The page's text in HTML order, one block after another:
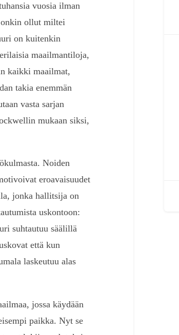
vuosia ilman
onkin ollut miltei
on kuitenkin
maailmantiloja,
kaikki maailmat,
takia enemmän
vasta sarjan
mukaan siksi,
Noiden
eroavaisuudet
jonka hallitsija on
uskontoon:
suhtautuu säälillä
että kun
laskeutuu alas
jossa käydään
paikka. Nyt se